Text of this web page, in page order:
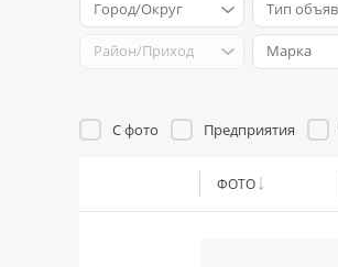
Город/Округ Тип
Район/Приход Марка
С фото Предприятия
ФОТО